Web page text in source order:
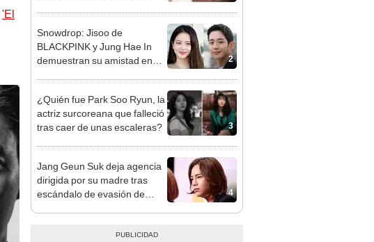
'El
2
Snowdrop: Jisoo de
BLACKPINK y Jung Hae In
demuestran su amistad en
3
¿Quién fue Park Soo Ryun, la
actriz surcoreana que falleció
tras caer de unas escaleras?
4
Jang Geun Suk deja agencia
dirigida por su madre tras
escándalo de evasión de